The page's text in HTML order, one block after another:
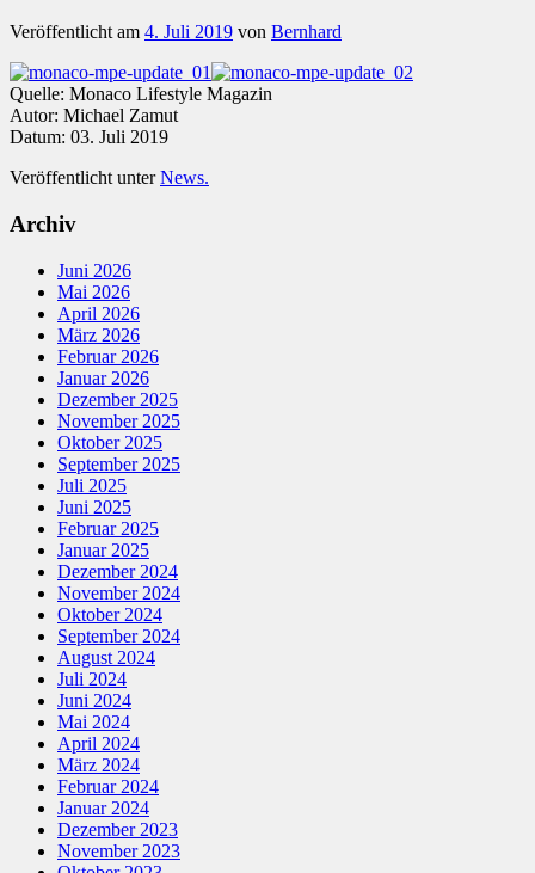
Veröffentlicht am 4. Juli 2019 von Bernhard
Quelle: Monaco Lifestyle Magazin
Autor: Michael Zamut
Datum: 03. Juli 2019
Veröffentlicht unter News.
Archiv
Juni 2026
Mai 2026
April 2026
März 2026
Februar 2026
Januar 2026
Dezember 2025
November 2025
Oktober 2025
September 2025
Juli 2025
Juni 2025
Februar 2025
Januar 2025
Dezember 2024
November 2024
Oktober 2024
September 2024
August 2024
Juli 2024
Juni 2024
Mai 2024
April 2024
März 2024
Februar 2024
Januar 2024
Dezember 2023
November 2023